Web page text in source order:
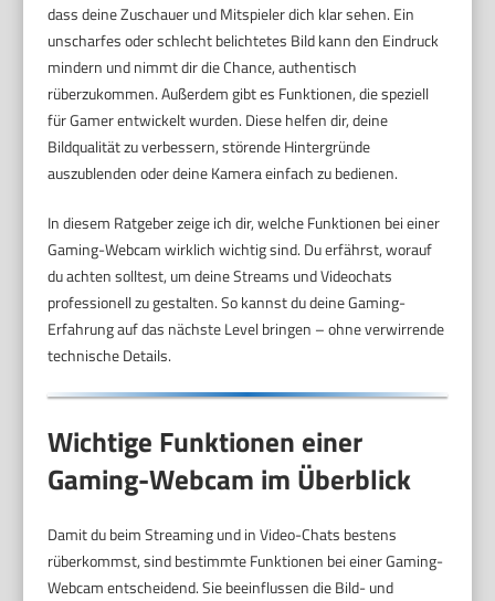
dass deine Zuschauer und Mitspieler dich klar sehen. Ein
unscharfes oder schlecht belichtetes Bild kann den Eindruck
mindern und nimmt dir die Chance, authentisch
rüberzukommen. Außerdem gibt es Funktionen, die speziell
für Gamer entwickelt wurden. Diese helfen dir, deine
Bildqualität zu verbessern, störende Hintergründe
auszublenden oder deine Kamera einfach zu bedienen.
In diesem Ratgeber zeige ich dir, welche Funktionen bei einer
Gaming-Webcam wirklich wichtig sind. Du erfährst, worauf
du achten solltest, um deine Streams und Videochats
professionell zu gestalten. So kannst du deine Gaming-
Erfahrung auf das nächste Level bringen – ohne verwirrende
technische Details.
Wichtige Funktionen einer
Gaming-Webcam im Überblick
Damit du beim Streaming und in Video-Chats bestens
rüberkommst, sind bestimmte Funktionen bei einer Gaming-
Webcam entscheidend. Sie beeinflussen die Bild- und